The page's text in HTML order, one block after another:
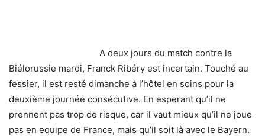
A deux jours du match contre la
Biélorussie mardi, Franck Ribéry est incertain. Touché au
fessier, il est resté dimanche à l’hôtel en soins pour la
deuxième journée consécutive. En esperant qu’il ne
prennent pas trop de risque, car il vaut mieux qu’il ne joue
pas en equipe de France, mais qu’il soit là avec le Bayern.